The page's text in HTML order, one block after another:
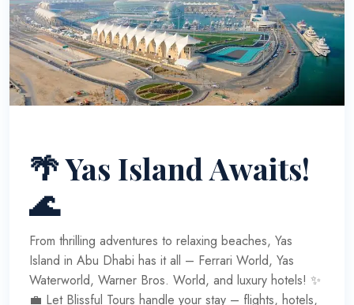
🌴 Yas Island Awaits!
🌊
From thrilling adventures to relaxing beaches, Yas
Island in Abu Dhabi has it all – Ferrari World, Yas
Waterworld, Warner Bros. World, and luxury hotels! ✨
💼 Let Blissful Tours handle your stay – flights, hotels,